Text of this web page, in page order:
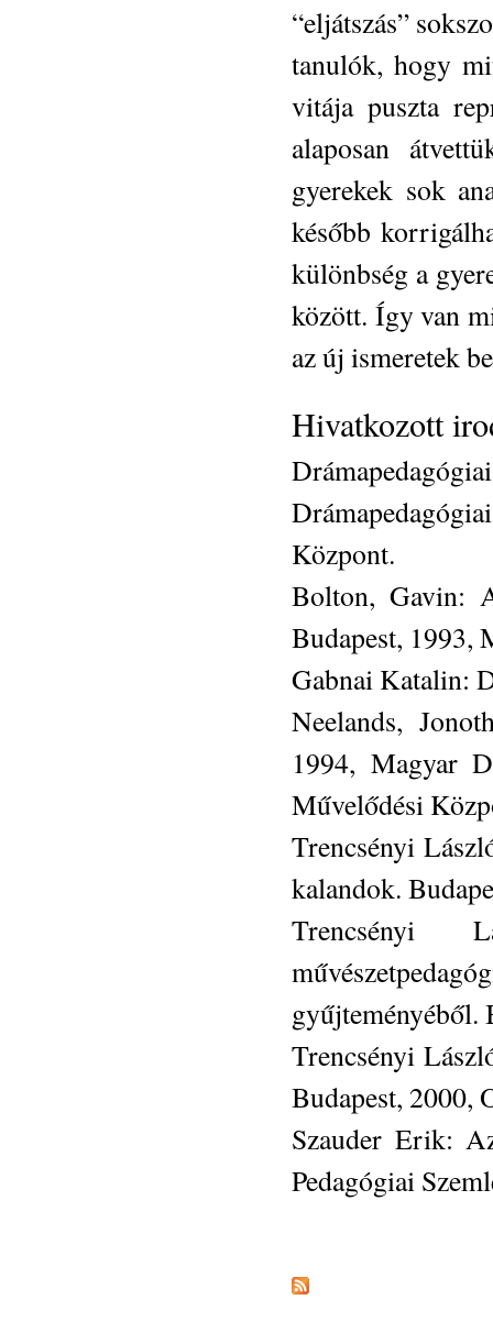
“eljátszás”
tanulók, hogy
vitája puszta
alaposan
gyerekek sok
később
különbség a
között. Így van
az új ismeretek
Hivatkozott
Központ.
Bolton, Gavin:
Budapest, 1993,
Gabnai Katalin:
Neelands,
1994, Magyar
Művelődési
Trencsényi
kalandok.
Trencsényi
gyűjteményéből.
Trencsényi
Budapest, 2000,
Szauder Erik:
Pedagógiai